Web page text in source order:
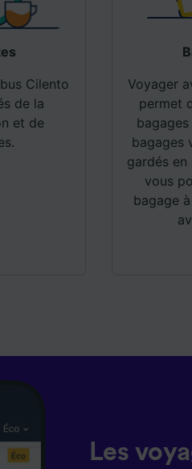
Cilento
de la
et de
Voyager
permet
bagages
gardés
vous
bagage
Les